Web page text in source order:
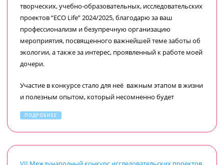
творческих, учебно-образовательных, исследовательских
проектов “ECO Life” 2024/2025, благодарю за ваш
профессионализм и безупречную организацию
мероприятия, посвященного важнейшей теме заботы об
экологии, а также за интерес, проявленный к работе моей
дочери.
Участие в конкурсе стало для неё важным этапом в жизни
и полезным опытом, который несомненно будет
Желаю новых интересных проектов и успехов в
ПОДРОБНЕЕ